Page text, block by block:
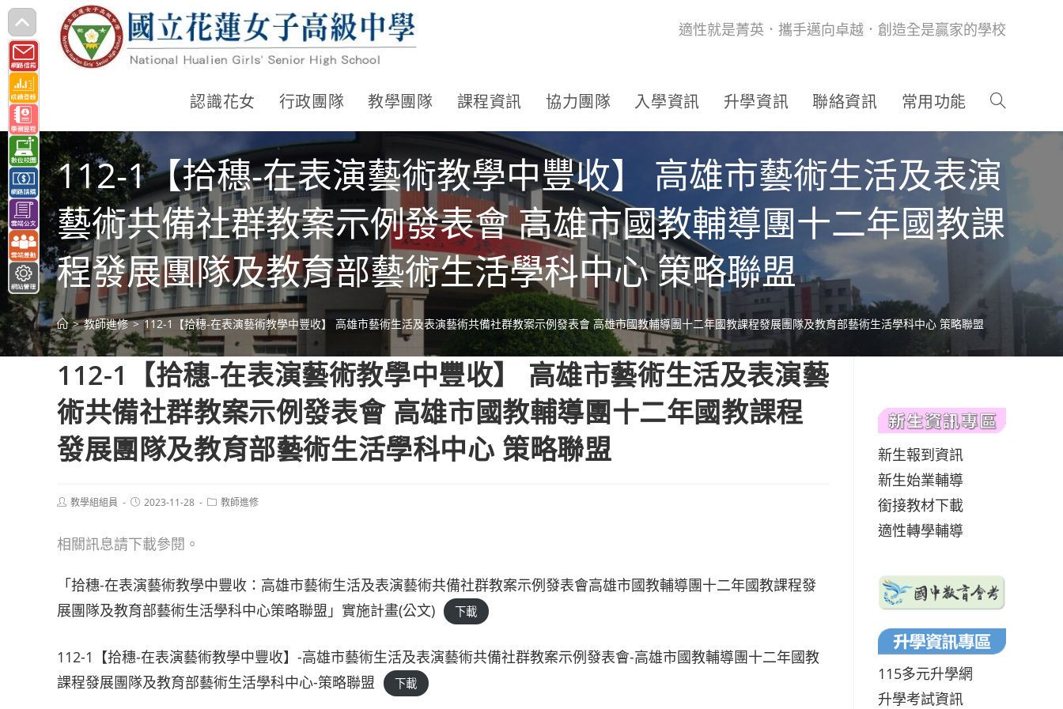
跳
轉
至
主
要
內
容
適性就是菁英．攜手邁向卓越．創造全是贏家的學校
認識花女 行政團隊 教學團隊 課程資訊 協力團隊 入學資訊 升學資訊 聯絡資訊 常用功能
112-1【拾穗-在表演藝術教學中豐收】 高雄市藝術生活及表演
藝術共備社群教案示例發表會 高雄市國教輔導團十二年國教課
程發展團隊及教育部藝術生活學科中心 策略聯盟
> 教師進修 > 112-1【拾穗-在表演藝術教學中豐收】 高雄市藝術生活及表演藝術共備社群教案示例發表會 高雄市國教輔導團十二年國教課程發展團隊及教育部藝術生活學科中心 策略聯盟
112-1【拾穗-在表演藝術教學中豐收】 高雄市藝術生活及表演藝
術共備社群教案示例發表會 高雄市國教輔導團十二年國教課程
發展團隊及教育部藝術生活學科中心 策略聯盟
Post教學組組員
Post2023-11-28
Post教師進修
相關訊息請下載參閱。
「拾穗-在表演藝術教學中豐收：高雄市藝術生活及表演藝術共備社群教案示例發表會高雄市國教輔導團十二年國教課程發
展團隊及教育部藝術生活學科中心策略聯盟」實施計畫(公文)
下載
112-1【拾穗-在表演藝術教學中豐收】-高雄市藝術生活及表演藝術共備社群教案示例發表會-高雄市國教輔導團十二年國教
課程發展團隊及教育部藝術生活學科中心-策略聯盟
下載
新生報到資訊
新生始業輔導
銜接教材下載
適性轉學輔導
115多元升學網
升學考試資訊